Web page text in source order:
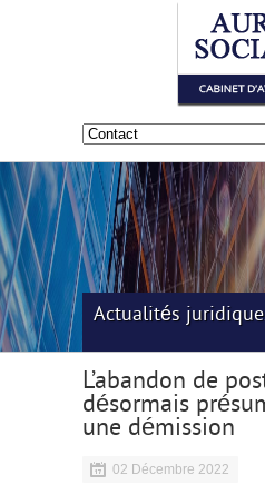
Actualités
L’abandon de
désormais
une démission
02 Décembre 2022